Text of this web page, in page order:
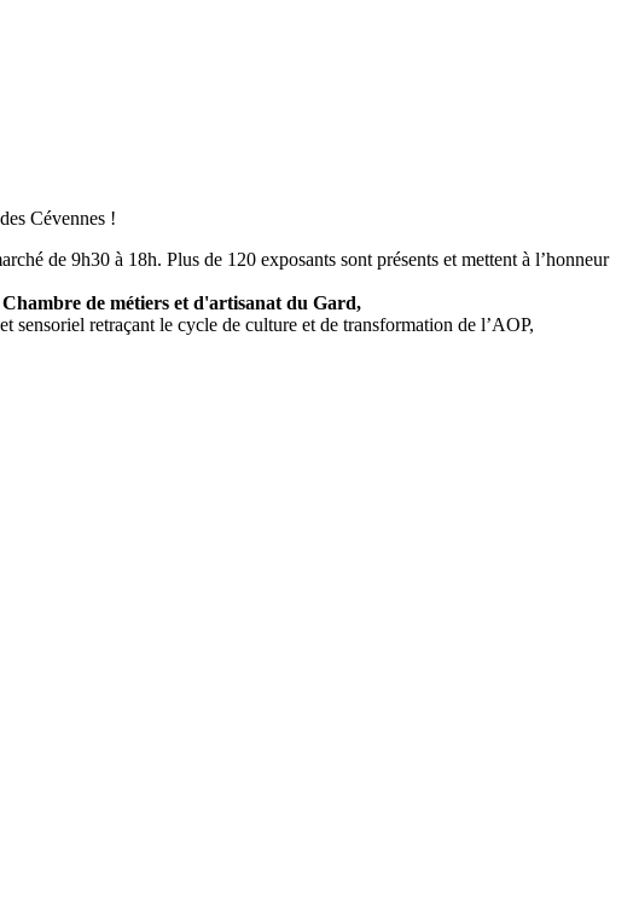
Cévennes !
de 9h30 à 18h. Plus de 120 exposants sont présents et mettent à l’honneur
Chambre de métiers et d'artisanat du Gard,
retraçant le cycle de culture et de transformation de l’AOP,